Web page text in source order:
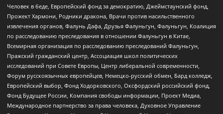
Человек в беде, Европейский фонд за демократию, Джеймстаунский фонд,
Прожект Хармони, Родники дракона, Врачи против насильственного
извлечения органов, Фалунь Дафа, Друзья Фалуньгун, Фалуньгун, Коалиция
по расследованию преследования в отношении Фалуньгун в Китае,
Всемирная организация по расследованию преследований Фалуньгун,
Пражский гражданский центр, Ассоциация школ политических
исследований при Совете Европы, Центр либеральной современности,
Форум русскоязычных европейцев, Немецко-русский обмен, Бард колледж,
Европейский выбор, Фонд Ходорковского, Оксфордский российский фонд,
Фонд Будущее России, Компания свободы информации, Проект Медиа,
Международное партнерство за права человека, Духовное Управление